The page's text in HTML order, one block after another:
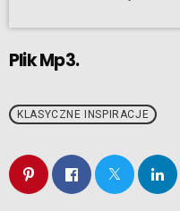
Plik Mp3.
KLASYCZNE INSPIRACJE